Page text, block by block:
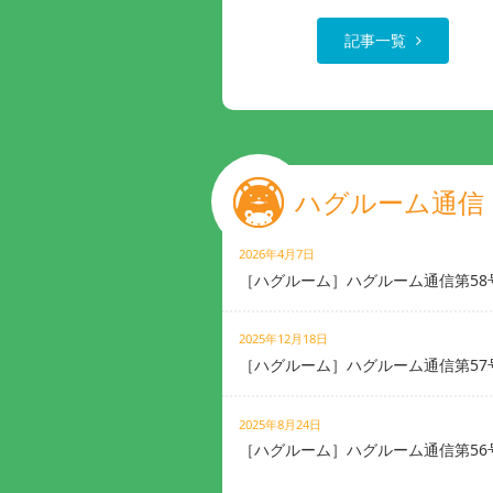
記事一覧
ハグルーム通信
2026年4月7日
［ハグルーム］ハグルーム通信第58
2025年12月18日
［ハグルーム］ハグルーム通信第57
2025年8月24日
［ハグルーム］ハグルーム通信第56